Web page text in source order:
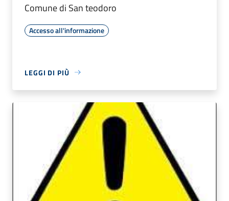
Comune di San teodoro
Accesso all'informazione
LEGGI DI PIÙ